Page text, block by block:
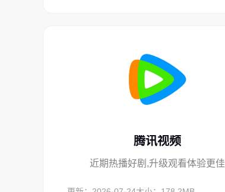
腾讯视频
近期热播好剧,升级观看体验更佳